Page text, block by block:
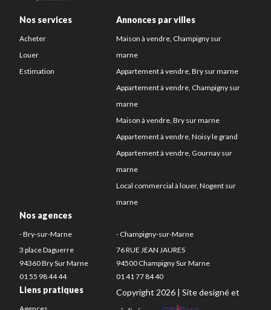
Nos services
Acheter
Louer
Estimation
Annonces par villes
Maison à vendre, Champigny sur
marne
Appartement à vendre, Bry sur marne
Appartement à vendre, Champigny sur
marne
Maison à vendre, Bry sur marne
Appartement à vendre, Noisy le grand
Appartement à vendre, Gournay sur
marne
Local commercial à louer, Nogent sur
marne
Nos agences
- Bry-sur-Marne
3 place Daguerre
94360 Bry Sur Marne
01 55 98 44 44
- Champigny-sur-Marne
76 RUE JEAN JAURES
94500 Champigny Sur Marne
01 41 77 84 40
Liens pratiques
Copyright 2026 | Site designé et